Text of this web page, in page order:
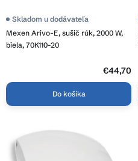
o
v
Mexen Arivo-E, sušič rúk, 2000 W,
biela, 70K110-20
Skladom u dodávateľa
€44,70
Do košíka